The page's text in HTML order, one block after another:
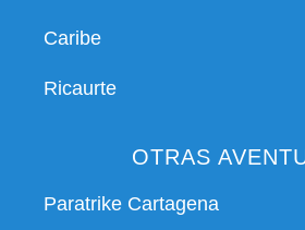
Caribe
Ricaurte
OTRAS
Paratrike Cartagena